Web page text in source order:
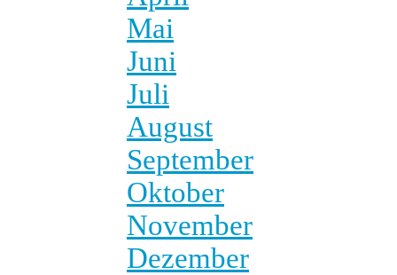
Mai
Juni
Juli
August
September
Oktober
November
Dezember